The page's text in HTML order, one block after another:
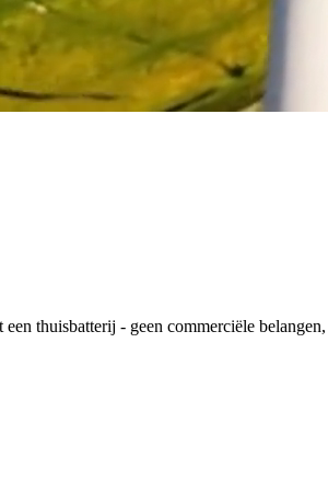
thuisbatterij - geen commerciële